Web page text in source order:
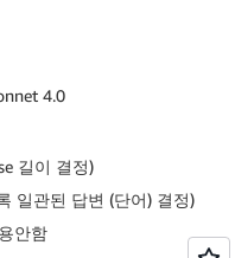
4.0
길이 결정)
일관된 답변 (단어) 결정)
안함